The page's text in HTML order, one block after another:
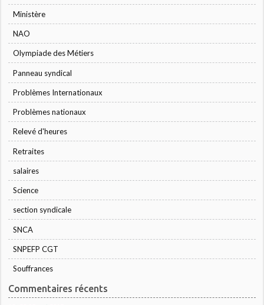
Ministère
NAO
Olympiade des Métiers
Panneau syndical
Problèmes Internationaux
Problèmes nationaux
Relevé d'heures
Retraites
salaires
Science
section syndicale
SNCA
SNPEFP CGT
Souffrances
Commentaires récents